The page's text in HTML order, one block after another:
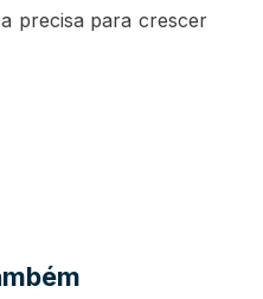
precisa para crescer